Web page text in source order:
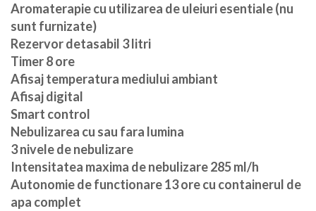
Aromaterapie cu utilizarea de uleiuri esentiale (nu
sunt furnizate)
Rezervor detasabil 3 litri
Timer 8 ore
Afisaj temperatura mediului ambiant
Afisaj digital
Smart control
Nebulizarea cu sau fara lumina
3 nivele de nebulizare
Intensitatea maxima de nebulizare 285 ml/h
Autonomie de functionare 13 ore cu containerul de
apa complet